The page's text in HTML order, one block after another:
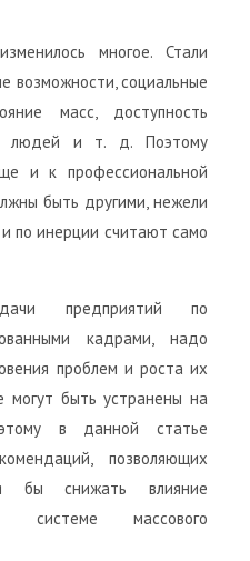
многое. Стали
возможности, социальные
масс, доступность
людей и т. д. Поэтому
и к профессиональной
быть другими, нежели
по инерции считают само
предприятий по
кадрами, надо
проблем и роста их
могут быть устранены на
в данной статье
позволяющих
бы снижать влияние
системе массового